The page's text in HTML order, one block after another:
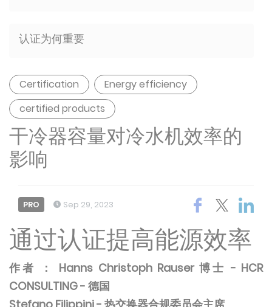
认证为何重要
Certification
Energy efficiency
certified products
干冷器容量对冷水机效率的
影响
PRO Sep 29, 2023
通过认证提高能源效率
作者 ： Hanns Christoph Rauser 博士 - HCR
CONSULTING - 德国